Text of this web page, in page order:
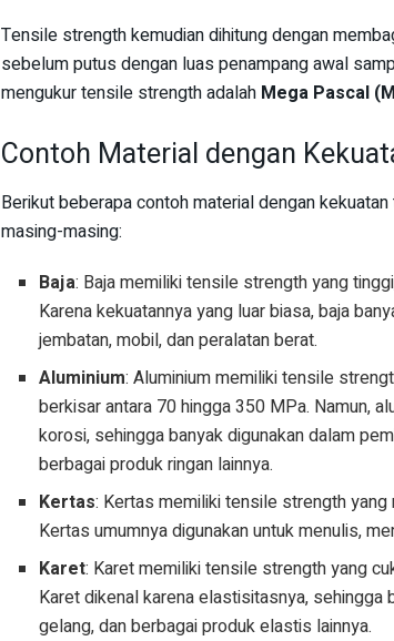
Tensile strength kemudian dihitung dengan
sebelum putus dengan luas penampang awal
mengukur tensile strength adalah Mega Pascal
Contoh Material dengan
Berikut beberapa contoh material dengan
masing-masing:
Baja: Baja memiliki tensile strength yang
Karena kekuatannya yang luar biasa, baja
jembatan, mobil, dan peralatan berat.
Aluminium: Aluminium memiliki tensile
berkisar antara 70 hingga 350 MPa. Namun,
korosi, sehingga banyak digunakan dalam
berbagai produk ringan lainnya.
Kertas: Kertas memiliki tensile strength
Kertas umumnya digunakan untuk menulis,
Karet: Karet memiliki tensile strength yang
Karet dikenal karena elastisitasnya, sehingga
gelang, dan berbagai produk elastis lainnya.